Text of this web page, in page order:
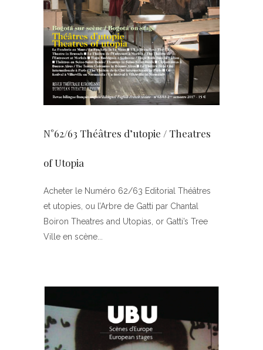
N°62/63 Théâtres d’utopie / Theatres
of Utopia
Acheter le Numéro 62/63 Editorial Théâtres
et utopies, ou l’Arbre de Gatti par Chantal
Boiron Theatres and Utopias, or Gatti’s Tree
Ville en scène